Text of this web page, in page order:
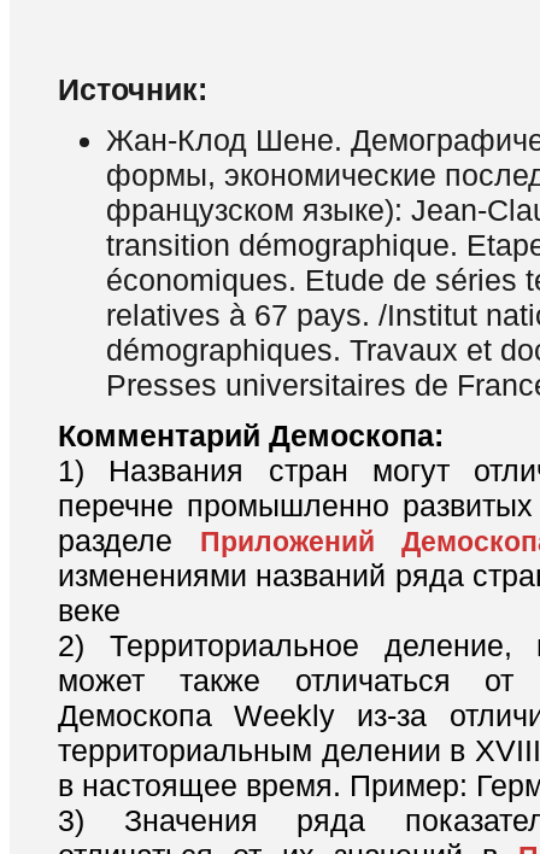
Источник:
Жан-Клод Шене.
формы, экономические
французском языке): Jean-
transition démographique.
économiques. Etude de séries
relatives à 67 pays. /Institut
démographiques. Travaux et
Presses universitaires de
Комментарий Демоскопа:
1) Названия стран могут
перечне промышленно
разделе Приложений
изменениями названий ряда
веке
2) Территориальное деление,
может также отличаться от
Демоскопа Weekly из-за
территориальным делении в
в настоящее время. Пример:
3) Значения ряда